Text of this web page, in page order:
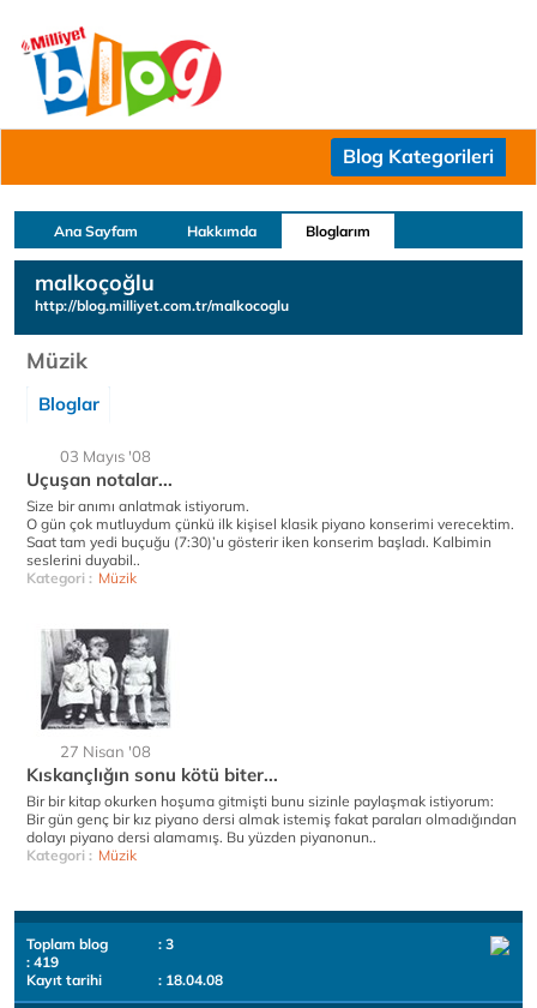
Blog Kategorileri
Ana Sayfam Hakkımda Bloglarım
malkoçoğlu
http://blog.milliyet.com.tr/malkocoglu
Müzik
Bloglar
03 Mayıs '08
Uçuşan notalar...
Size bir anımı anlatmak istiyorum.
O gün çok mutluydum çünkü ilk kişisel klasik piyano konserimi verecektim.
Saat tam yedi buçuğu (7:30)’u gösterir iken konserim başladı. Kalbimin
seslerini duyabil..
Kategori : Müzik
27 Nisan '08
Kıskançlığın sonu kötü biter...
Bir bir kitap okurken hoşuma gitmişti bunu sizinle paylaşmak istiyorum:
Bir gün genç bir kız piyano dersi almak istemiş fakat paraları olmadığından
dolayı piyano dersi alamamış. Bu yüzden piyanonun..
Kategori : Müzik
Toplam blog
: 3
: 419
Kayıt tarihi
: 18.04.08